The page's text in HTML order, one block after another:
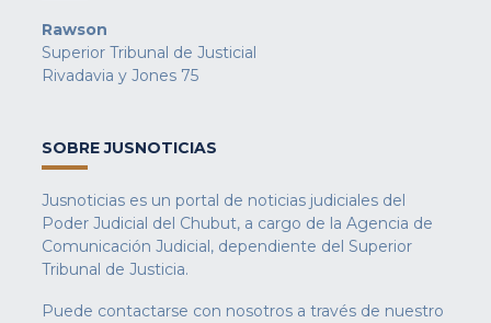
Rawson
Superior Tribunal de Justicial
Rivadavia y Jones 75
SOBRE JUSNOTICIAS
Jusnoticias es un portal de noticias judiciales del
Poder Judicial del Chubut, a cargo de la Agencia de
Comunicación Judicial, dependiente del Superior
Tribunal de Justicia.
Puede contactarse con nosotros a través de nuestro